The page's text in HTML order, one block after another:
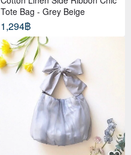
Tote Bag - Grey Beige
1,294฿